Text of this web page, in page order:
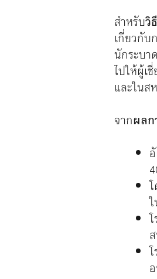
สำหรับวิ
เกี่ยวกับ
นักระบ
ไปให้ผู้เ
และในส
จากผล